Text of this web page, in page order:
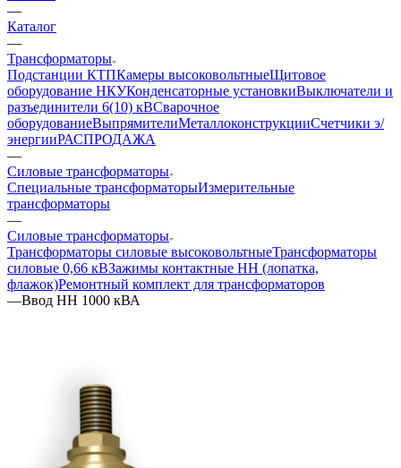
—
Каталог
—
Трансформаторы
Подстанции КТПКамеры высоковольтныеЩитовое
оборудование НКУКонденсаторные установкиВыключатели и
разъединители 6(10) кВСварочное
оборудованиеВыпрямителиМеталлоконструкцииСчетчики э/
энергииРАСПРОДАЖА
—
Силовые трансформаторы
Специальные трансформаторыИзмерительные
трансформаторы
—
Силовые трансформаторы
Трансформаторы силовые высоковольтныеТрансформаторы
силовые 0,66 кВЗажимы контактные НН (лопатка,
флажок)Ремонтный комплект для трансформаторов
—Ввод НН 1000 кВА